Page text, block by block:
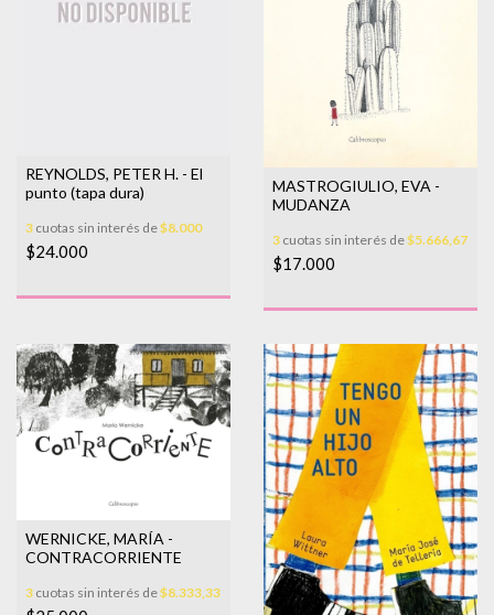
REYNOLDS, PETER H. - El
punto (tapa dura)
3 cuotas sin interés de$8.000
$24.000
MASTROGIULIO, EVA -
MUDANZA
3 cuotas sin interés de$5.666,67
$17.000
WERNICKE, MARÍA -
CONTRACORRIENTE
3 cuotas sin interés de$8.333,33